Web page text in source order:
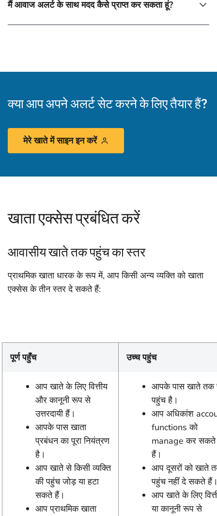
मैं आवाज अलर्ट के साथ मदद कैसे प्राप्त कर सकता हूं?
क्या आप अपने अलर्ट सेट करने के लिए तैयार हैं?
मेरे खाते में साइन इन करें
खाता एक्सेस प्रबंधित करें
आवासीय खाते तक पहुंच का स्तर
प्राथमिक खाता धारक के रूप में, आप किसी अन्य व्यक्ति को खाता
एक्सेस के तीन स्तर दे सकते हैं:
पूर्ण पहुँच उच्च पहुंच
आप खाते के लिए वित्तीय
और कानूनी रूप से
उत्तरदायी हैं।
आपके पास खाता
प्रबंधन का पूरा नियंत्रण
है।
आप खाते से किसी व्यक्ति
की पहुंच जोड़ या हटा
सकते हैं।
आप प्राथमिक खाता
आपके पास खाते तक
पहुंच है।
आप अधिकांश
functions को
manage कर सकते
हैं।
आप दूसरों को खाते
पहुंच नहीं दे सकते
आप खाते के लिए
या कानूनी रूप से